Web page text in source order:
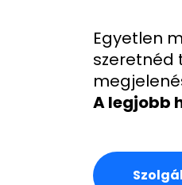
Egyetlen
szeretnéd
A legjobb